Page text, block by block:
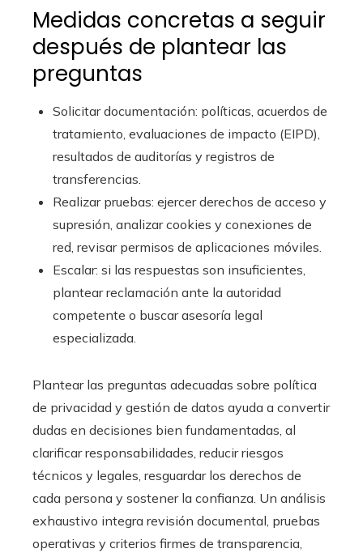
Medidas concretas a seguir
después de plantear las
preguntas
Solicitar documentación: políticas, acuerdos de
tratamiento, evaluaciones de impacto (EIPD),
resultados de auditorías y registros de
transferencias.
Realizar pruebas: ejercer derechos de acceso y
supresión, analizar cookies y conexiones de
red, revisar permisos de aplicaciones móviles.
Escalar: si las respuestas son insuficientes,
plantear reclamación ante la autoridad
competente o buscar asesoría legal
especializada.
Plantear las preguntas adecuadas sobre política
de privacidad y gestión de datos ayuda a convertir
dudas en decisiones bien fundamentadas, al
clarificar responsabilidades, reducir riesgos
técnicos y legales, resguardar los derechos de
cada persona y sostener la confianza. Un análisis
exhaustivo integra revisión documental, pruebas
operativas y criterios firmes de transparencia,